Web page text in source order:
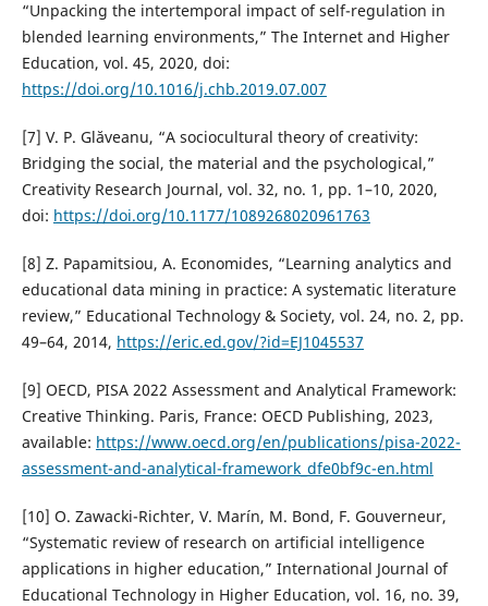
“Unpacking the intertemporal impact of self-regulation in
blended learning environments,” The Internet and Higher
Education, vol. 45, 2020, doi:
https://doi.org/10.1016/j.chb.2019.07.007
[7] V. P. Glăveanu, “A sociocultural theory of creativity:
Bridging the social, the material and the psychological,”
Creativity Research Journal, vol. 32, no. 1, pp. 1–10, 2020,
doi: https://doi.org/10.1177/1089268020961763
[8] Z. Papamitsiou, A. Economides, “Learning analytics and
educational data mining in practice: A systematic literature
review,” Educational Technology & Society, vol. 24, no. 2, pp.
49–64, 2014, https://eric.ed.gov/?id=EJ1045537
[9] OECD, PISA 2022 Assessment and Analytical Framework:
Creative Thinking. Paris, France: OECD Publishing, 2023,
available: https://www.oecd.org/en/publications/pisa-2022-
assessment-and-analytical-framework_dfe0bf9c-en.html
[10] O. Zawacki-Richter, V. Marín, M. Bond, F. Gouverneur,
“Systematic review of research on artificial intelligence
applications in higher education,” International Journal of
Educational Technology in Higher Education, vol. 16, no. 39,